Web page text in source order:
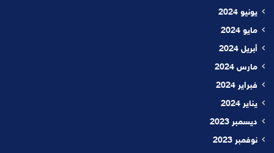
يونيو 2024
مايو 2024
أبريل 2024
مارس 2024
فبراير 2024
يناير 2024
ديسمبر 2023
نوفمبر 2023